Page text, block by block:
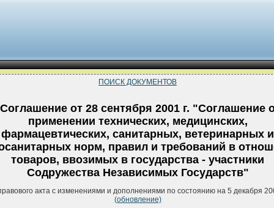
ПОИСК ДОКУМЕНТОВ
Соглашение от 28 сентября 2001 г. "Соглашение
применении технических, медицинских,
фармацевтических, санитарных, ветеринарных и
норм, правил и требований в
товаров, ввозимых в государства - участники
Содружества Независимых Государств"
акта с изменениями и дополнениями по состоянию на 5 декабря
(обновление)